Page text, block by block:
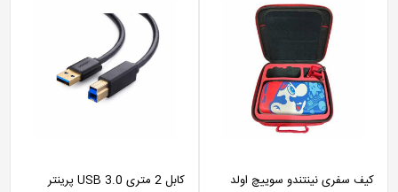
کیف سفری نینتندو سوییچ اولد
کابل 2 متری USB 3.0 پرینتر